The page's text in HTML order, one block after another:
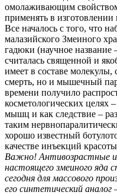
омолаживающим
применять в изготовлении
Все началось с того, что
малазийского Змеиного
гадюки (научное название
считалась священной и
имеет в составе
смерть, но и мышечный
времени получило
косметологических целях
мышц и как следствие –
таким
хорошо известный
качестве инъекций
Важно! Антивозрастные
настоящего змеиного яда
сегодня для массового
его синтетический